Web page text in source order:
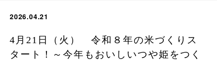
2026.04.21
4月21日（火） 令和８年の米づくりス
タート！～今年もおいしいつや姫をつく